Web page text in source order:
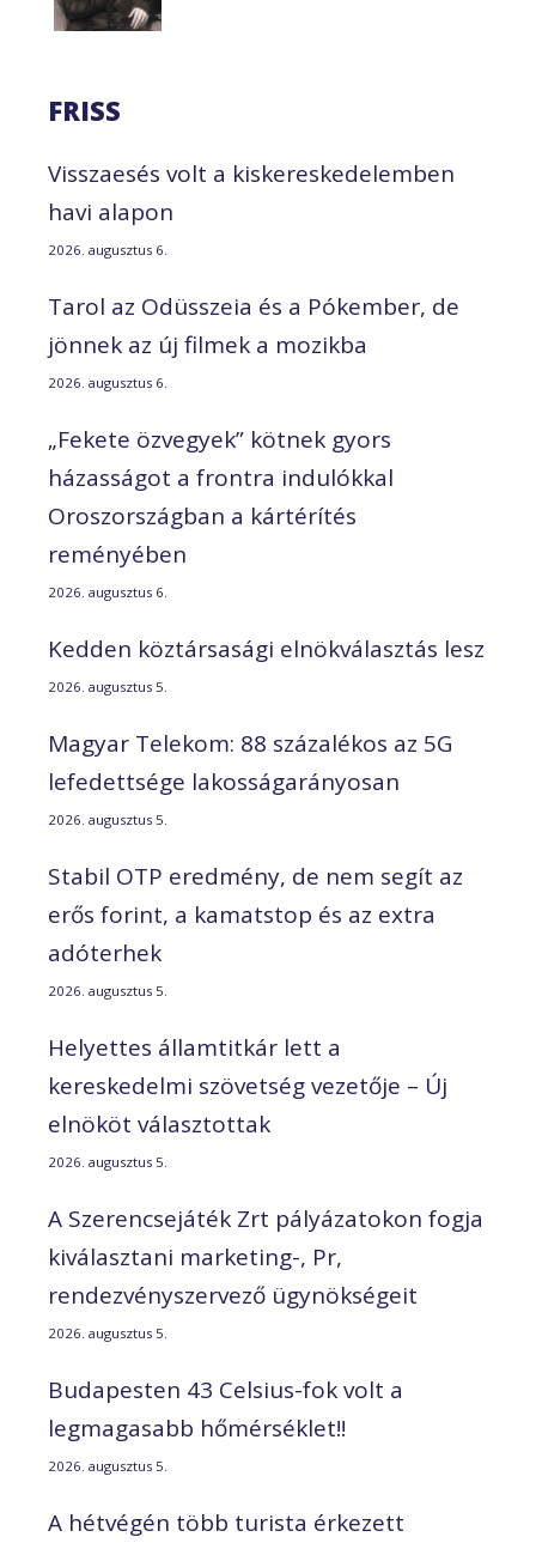
FRISS
Visszaesés volt a kiskereskedelemben
havi alapon
2026. augusztus 6.
Tarol az Odüsszeia és a Pókember, de
jönnek az új filmek a mozikba
2026. augusztus 6.
„Fekete özvegyek” kötnek gyors
házasságot a frontra indulókkal
Oroszországban a kártérítés
reményében
2026. augusztus 6.
Kedden köztársasági elnökválasztás lesz
2026. augusztus 5.
Magyar Telekom: 88 százalékos az 5G
lefedettsége lakosságarányosan
2026. augusztus 5.
Stabil OTP eredmény, de nem segít az
erős forint, a kamatstop és az extra
adóterhek
2026. augusztus 5.
Helyettes államtitkár lett a
kereskedelmi szövetség vezetője – Új
elnököt választottak
2026. augusztus 5.
A Szerencsejáték Zrt pályázatokon fogja
kiválasztani marketing-, Pr,
rendezvényszervező ügynökségeit
2026. augusztus 5.
Budapesten 43 Celsius-fok volt a
legmagasabb hőmérséklet!!
2026. augusztus 5.
A hétvégén több turista érkezett